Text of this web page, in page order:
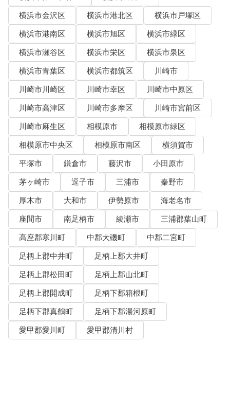
横浜市金沢区
横浜市港北区
横浜市戸塚区
横浜市港南区
横浜市旭区
横浜市緑区
横浜市瀬谷区
横浜市栄区
横浜市泉区
横浜市青葉区
横浜市都筑区
川崎市
川崎市川崎区
川崎市幸区
川崎市中原区
川崎市高津区
川崎市多摩区
川崎市宮前区
川崎市麻生区
相模原市
相模原市緑区
相模原市中央区
相模原市南区
横須賀市
平塚市
鎌倉市 藤沢市
小田原市
茅ヶ崎市
逗子市 三浦市
秦野市
厚木市
大和市 伊勢原市
海老名市
座間市
南足柄市 綾瀬市
三浦郡葉山町
高座郡寒川町
中郡大磯町
中郡二宮町
足柄上郡中井町
足柄上郡大井町
足柄上郡松田町
足柄上郡山北町
足柄上郡開成町
足柄下郡箱根町
足柄下郡真鶴町
足柄下郡湯河原町
愛甲郡愛川町
愛甲郡清川村